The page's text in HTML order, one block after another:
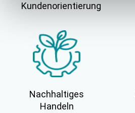
Kundenorientierung
Nachhaltiges
Handeln